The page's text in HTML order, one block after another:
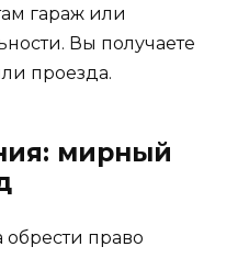
гараж или
Вы получаете
проезда.
мирный
обрести право